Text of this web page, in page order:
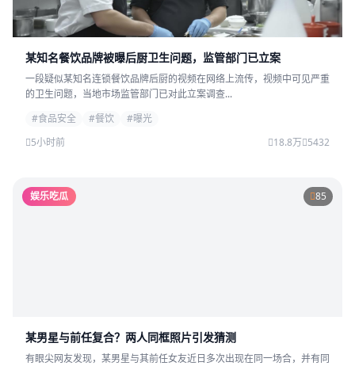
某知名餐饮品牌被曝后厨卫生问题，监管部门已立案
一段疑似某知名连锁餐饮品牌后厨的视频在网络上流传，视频中可见严重
的卫生问题，当地市场监管部门已对此立案调查...
#食品安全
#餐饮
#曝光
5小时前
18.8万 5432
娱乐吃瓜 85
某男星与前任复合？两人同框照片引发猜测
有眼尖网友发现，某男星与其前任女友近日多次出现在同一场合，并有同